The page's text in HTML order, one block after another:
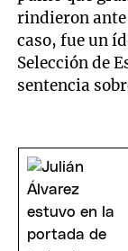
rindieron ante
caso, fue un
Selección de
sentencia